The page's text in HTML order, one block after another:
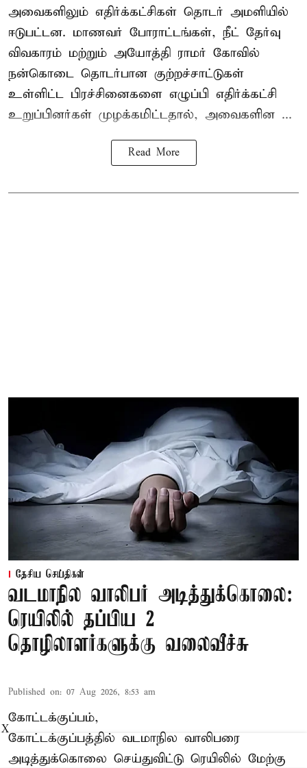
அவைகளிலும் எதிர்க்கட்சிகள் தொடர் அமளியில்
ஈடுபட்டன. மாணவர் போராட்டங்கள், நீட் தேர்வு
விவகாரம் மற்றும் அயோத்தி ராமர் கோவில்
நன்கொடை தொடர்பான குற்றச்சாட்டுகள்
உள்ளிட்ட பிரச்சினைகளை எழுப்பி எதிர்க்கட்சி
உறுப்பினர்கள் முழக்கமிட்டதால், அவைகளின ...
Read More
தேசிய செய்திகள்
வடமாநில வாலிபர் அடித்துக்கொலை:
ரெயிலில் தப்பிய 2
தொழிலாளர்களுக்கு வலைவீச்சு
Published on: 07 Aug 2026, 8:53 am
கோட்டக்குப்பம்,
கோட்டக்குப்பத்தில் வடமாநில வாலிபரை
அடித்துக்கொலை செய்துவிட்டு ரெயிலில் மேற்கு
X